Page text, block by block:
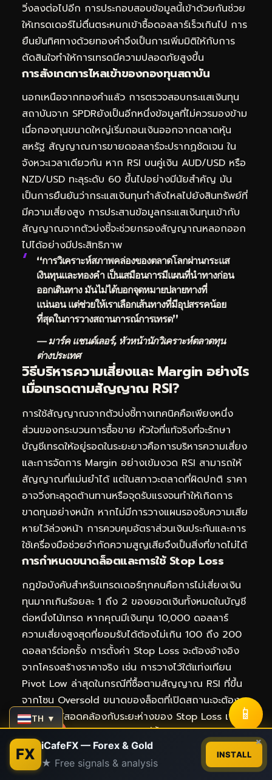
วิ่งลงต่อไปอีก การประกอบสอบข้อมูลนี้เข้าด้วยกันช่วย
ให้เทรดเดอร์ไม่ตื่นตระหนกเข้าซื้อดอลลาร์เร็วเกินไป การ
ยืนยันทิศทางด้วยทองคำจึงเป็นการเพิ่มมิติให้กับการ
ตัดสินใจทำให้การเทรดมีความปลอดภัยสูงขึ้น
การสังเกตการไหลเข้าของกองทุนสถาบัน
นอกเหนือจากทองคำแล้ว การตรวจสอบกระแสเงินทุน
สถาบันจาก SPDRยังเป็นอีกหนึ่งข้อมูลที่ไม่ควรมองข้าม
เมื่อกองทุนขนาดใหญ่เริ่มถอนเงินออกจากตลาดหุ้น
สหรัฐ สัญญาณการขายดอลลาร์จะปรากฏชัดเจน ใน
จังหวะเวลาเดียวกัน หาก RSI บนคู่เงิน AUD/USD หรือ
NZD/USD ทะลุระดับ 60 ขึ้นไปอย่างมีนัยสำคัญ มัน
เป็นการยืนยันว่ากระแสเงินทุนกำลังไหลไปยังสินทรัพย์ที่
มีความเสี่ยงสูง การประสานข้อมูลกระแสเงินทุนเข้ากับ
สัญญาณจากตัวบ่งชี้จะช่วยกรองสัญญาณหลอกออก
ไปได้อย่างมีประสิทธิภาพ
“การวิเคราะห์สภาพคล่องของตลาดโลกผ่านกระแส
เงินทุนและทองคำ เป็นเสมือนการมีแผนที่นำทางก่อน
ออกเดินทาง มันไม่ได้บอกจุดหมายปลายทางที่
แน่นอน แต่ช่วยให้เราเลือกเส้นทางที่มีอุปสรรคน้อย
ที่สุดในการวางสถานการณ์การเทรด”
— มาร์ค แชนด์เลอร์, หัวหน้านักวิเคราะห์ตลาดทุน
ต่างประเทศ
วิธีบริหารความเสี่ยงและ Margin อย่างไร
เมื่อเทรดตามสัญญาณ RSI?
การใช้สัญญาณจากตัวบ่งชี้ทางเทคนิคคือเพียงหนึ่ง
ส่วนของกระบวนการซื้อขาย หัวใจที่แท้จริงที่จะรักษา
บัญชีเทรดให้อยู่รอดในระยะยาวคือการบริหารความเสี่ยง
และการจัดการ Margin อย่างเข้มงวด RSI สามารถให้
สัญญาณที่แม่นยำได้ แต่ในสภาวะตลาดที่ผิดปกติ ราคา
อาจวิ่งทะลุจุดต้านทานหรือจุดรับแรงจนทำให้เกิดการ
ขาดทุนอย่างหนัก หากไม่มีการวางแผนรองรับความเสีย
หายไว้ล่วงหน้า การควบคุมอัตราส่วนเงินประกันและการ
ใช้เครื่องมือช่วยจำกัดความสูญเสียจึงเป็นสิ่งที่ขาดไม่ได้
การกำหนดขนาดล็อตและการใช้ Stop Loss
กฎข้อบังคับสำหรับเทรดเดอร์ทุกคนคือการไม่เสี่ยงเงิน
ทุนมากเกินร้อยละ 1 ถึง 2 ของยอดเงินทั้งหมดในบัญชี
ต่อหนึ่งไม้เทรด หากคุณมีเงินทุน 10,000 ดอลลาร์
ความเสี่ยงสูงสุดที่ยอมรับได้ต้องไม่เกิน 100 ถึง 200
ดอลลาร์ต่อครั้ง การตั้งค่า Stop Loss จะต้องอ้างอิง
จากโครงสร้างราคาจริง เช่น การวางไว้ใต้แท่งเทียน
Pivot Low ล่าสุดในกรณีที่ซื้อตามสัญญาณ RSI ที่ขึ้น
จากโซน Oversold ขนาดของล็อตที่เปิดสถานะจะต้อง
คำนวณให้สอดคล้องกับระยะห่างของ Stop Loss เพื่อ
ให้ผลขาดทุนตรงตามเป้าหมายที่ตั้งไว้เสมอ
ผลกระทบของ Leverage ต่อสภาพคล่องในบัญชี
ตลาด Forex เปิดโอกาสให้ใช้ Leverage ที่สูงมาก บาง
TH ▼ 📱
FX iCafeFX — Forex & Gold
★ Free signals & analysis
INSTALL
×
Contact us
Open